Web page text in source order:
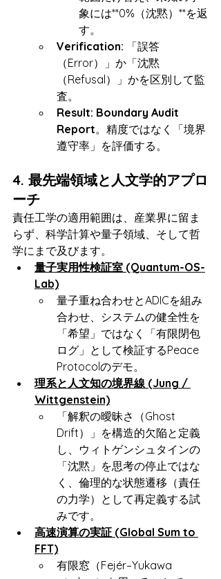
象には**0%（沈黙）**を返
す。
Verification: 「誤答
（Error）」か「沈黙
（Refusal）」かを区別して監
査。
Result: Boundary Audit
Report。精度ではなく「境界
遵守率」を評価する。
4. 最先端領域と人文学的アプロ
ーチ
責任工学の適用範囲は、産業界に留ま
らず、科学計算や量子領域、そして哲
学にまで及びます。
量子実用性検証室 (Quantum-OS-
Lab)
量子重ね合わせとADICを組み
合わせ、システムの健全性を
「希望」ではなく「有限閉包
ログ」として検証するPeace
Protocolのデモ。
理系と人文知の境界線 (Jung /
Wittgenstein)
「解釈の曖昧さ（Ghost
Drift）」を構造的欠陥と定義
し、ウィトゲンシュタインの
「沈黙」を思考の停止ではな
く、倫理的な状態遷移（責任
の力学）として再定義する試
みです。
高速演算の実証 (Global Sum to
FFT)
有限窓（Fejér–Yukawa